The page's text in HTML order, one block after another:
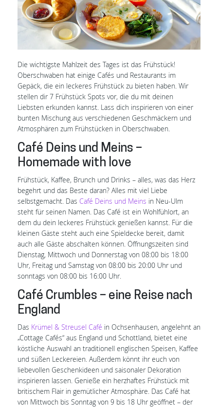
Die wichtigste Mahlzeit des Tages ist das Frühstück!
Oberschwaben hat einige Cafés und Restaurants im
Gepäck, die ein leckeres Frühstück zu bieten haben. Wir
stellen dir 7 Frühstück Spots vor, die du mit deinen
Liebsten erkunden kannst. Lass dich inspirieren von einer
bunten Mischung aus verschiedenen Geschmäckern und
Atmosphären zum Frühstücken in Oberschwaben.
Café Deins und Meins –
Homemade with love
Frühstück, Kaffee, Brunch und Drinks – alles, was das Herz
begehrt und das Beste daran? Alles mit viel Liebe
selbstgemacht. Das Café Deins und Meins in Neu-Ulm
steht für seinen Namen. Das Café ist ein Wohlfühlort, an
dem du dein leckeres Frühstück genießen kannst. Für die
kleinen Gäste steht auch eine Spieldecke bereit, damit
auch alle Gäste abschalten können. Öffnungszeiten sind
Dienstag, Mittwoch und Donnerstag von 08:00 bis 18:00
Uhr, Freitag und Samstag von 08:00 bis 20:00 Uhr und
sonntags von 08:00 bis 16:00 Uhr.
Café Crumbles – eine Reise nach
England
Das Krümel & Streusel Café in Ochsenhausen, angelehnt an
„Cottage Cafés“ aus England und Schottland, bietet eine
köstliche Auswahl an traditionell englischen Speisen, Kaffee
und süßen Leckereien. Außerdem könnt ihr euch von
liebevollen Geschenkideen und saisonaler Dekoration
inspirieren lassen. Genieße ein herzhaftes Frühstück mit
britischem Flair in gemütlicher Atmosphäre. Das Café hat
von Mittwoch bis Sonntag von 9 bis 18 Uhr geöffnet – der